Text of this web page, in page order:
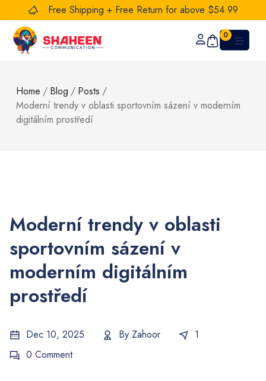
Free Shipping + Free Return for above $54.99
0
Home / Blog / Posts /
Moderní trendy v oblasti sportovním sázení v moderním
digitálním prostředí
Moderní trendy v oblasti
sportovním sázení v
moderním digitálním
prostředí
Dec 10, 2025 By Zahoor
1
0 Comment